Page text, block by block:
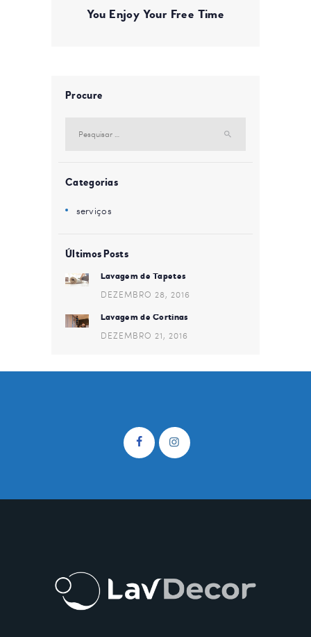
You Enjoy Your Free Time
Procure
por:
Categorias
serviços
Últimos Posts
Lavagem de Tapetes
DEZEMBRO 28, 2016
Lavagem de Cortinas
DEZEMBRO 21, 2016